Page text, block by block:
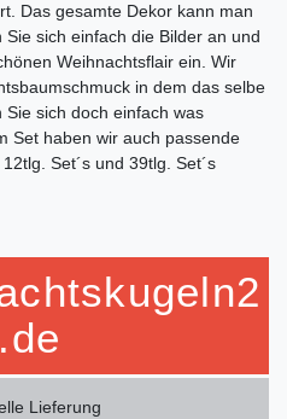
Das gesamte Dekor kann man
sich einfach die Bilder an und
Weihnachtsflair ein. Wir
in dem das selbe
sich doch einfach was
Set haben wir auch passende
Set´s und 39tlg. Set´s
Lieferung